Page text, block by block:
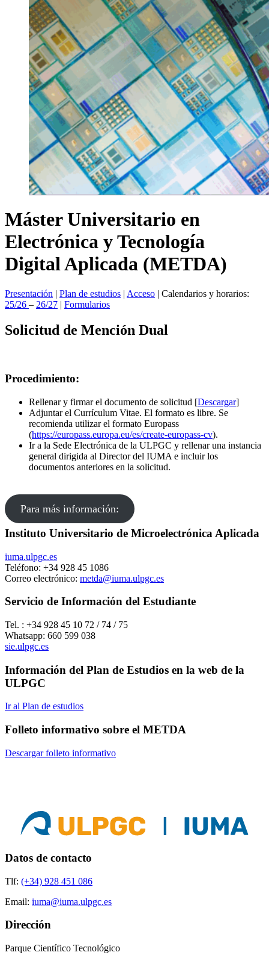
Máster Universitario en
Electrónica y Tecnología
Digital Aplicada (METDA)
Presentación | Plan de estudios | Acceso | Calendarios y horarios:
25/26 – 26/27 | Formularios
Solicitud de Mención Dual
Procedimiento:
Rellenar y firmar el documento de solicitud [Descargar]
Adjuntar el Currículum Vitae. El formato es libre. Se
recomienda utilizar el formato Europass
(https://europass.europa.eu/es/create-europass-cv).
Ir a la Sede Electrónica de la ULPGC y rellenar una instancia
general dirigida al Director del IUMA e incluir los
documentos anteriores en la solicitud.
Para más información:
Instituto Universitario de Microelectrónica Aplicada
iuma.ulpgc.es
Teléfono: +34 928 45 1086
Correo electrónico: metda@iuma.ulpgc.es
Servicio de Información del Estudiante
Tel. : +34 928 45 10 72 / 74 / 75
Whatsapp: 660 599 038
sie.ulpgc.es
Información del Plan de Estudios en la web de la
ULPGC
Ir al Plan de estudios
Folleto informativo sobre el METDA
Descargar folleto informativo
Datos de contacto
Tlf: (+34) 928 451 086
Email: iuma@iuma.ulpgc.es
Dirección
Parque Científico Tecnológico